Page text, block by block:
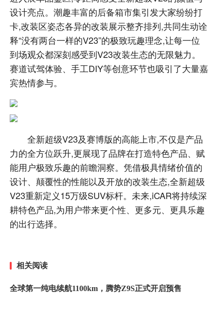
设计亮点。潮趣丰富的后备箱市集引发大家纷纷打
卡,改装区姿态各异的改装展示整齐排列,共同生动诠
释“没有两台一样的V23”的极致玩趣理念,让每一位
到场观众都深刻感受到V23改装生态的无限魅力。
赛道试驾体验、手工DIY等创意环节也吸引了大量嘉
宾热情参与。
全新超级V23及赛博版的高能上市,不仅是产品
力的全方位跃升,更展现了品牌在打造特色产品、赋
能用户极致乐趣的前瞻洞察。凭借极具情绪价值的
设计、颠覆性的性能以及开放的改装生态,全新超级
V23重新定义15万级SUV标杆。未来,iCAR将持续深
耕特色产品,为用户带来更个性、更多元、更具乐趣
的出行选择。
相关阅读
全球第一纯电续航1100km，腾势Z9S正式开启预售